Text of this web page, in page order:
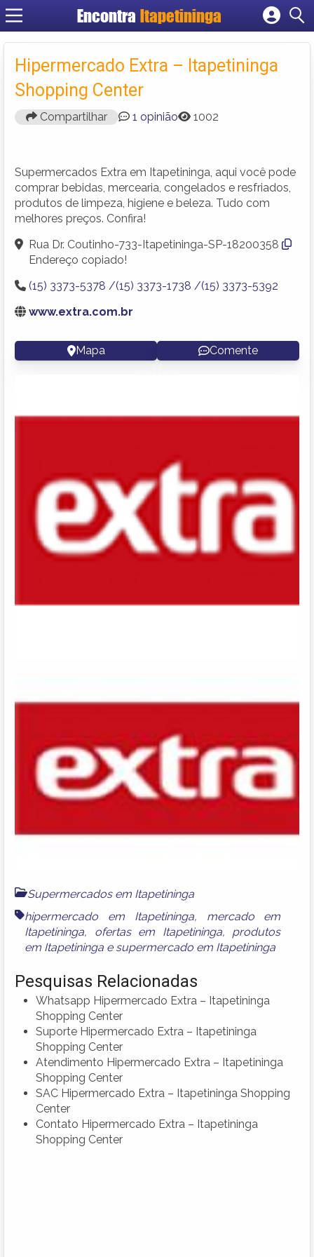
Encontra Itapetininga
Cadastrar empresa
Criar conta
Hipermercado Extra – Itapetininga
Shopping Center
Compartilhar 1 opinião 1002
Supermercados Extra em Itapetininga, aqui você pode
comprar bebidas, mercearia, congelados e resfriados,
produtos de limpeza, higiene e beleza. Tudo com
melhores preços. Confira!
Rua Dr. Coutinho-733-Itapetininga-SP-18200358
Endereço copiado!
(15) 3373-5378 /(15) 3373-1738 /(15) 3373-5392
www.extra.com.br
Mapa Comente
Supermercados em Itapetininga
hipermercado em Itapetininga, mercado em
Itapetininga, ofertas em Itapetininga, produtos
em Itapetininga e supermercado em Itapetininga
Pesquisas Relacionadas
Whatsapp Hipermercado Extra – Itapetininga
Shopping Center
Suporte Hipermercado Extra – Itapetininga
Shopping Center
Atendimento Hipermercado Extra – Itapetininga
Shopping Center
SAC Hipermercado Extra – Itapetininga Shopping
Center
Contato Hipermercado Extra – Itapetininga
Shopping Center